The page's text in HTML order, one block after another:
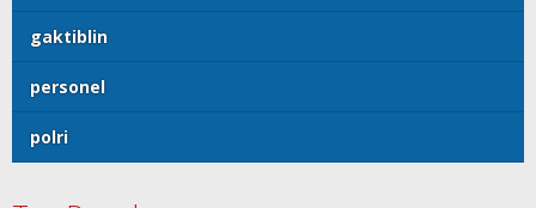
gaktiblin
personel
polri